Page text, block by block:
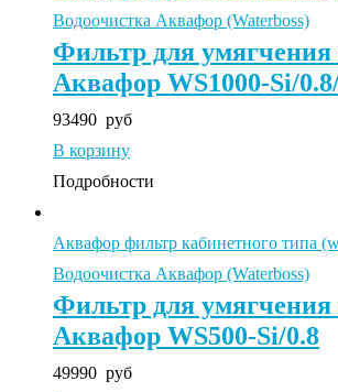
Водоочистка Аквафор (Waterboss)
Фильтр для умягчения
Аквафор WS1000-Si/
93490 руб
В корзину
Подробности
Аквафор фильтр кабинетного типа
Водоочистка Аквафор (Waterboss)
Фильтр для умягчения
Аквафор WS500-Si/0.8
49990 руб